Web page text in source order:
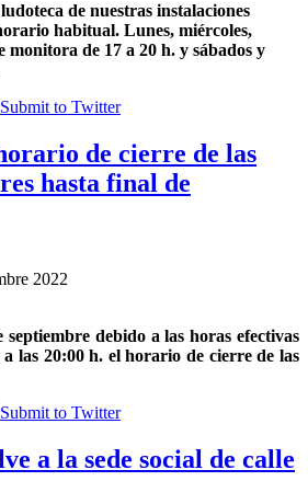
de nuestras instalaciones
habitual. Lunes, miércoles,
monitora de 17 a 20 h. y sábados y
de cierre de las
hasta final de
2022
debido a las horas efectivas
las 20:00 h. el horario de cierre de las
a la sede social de calle